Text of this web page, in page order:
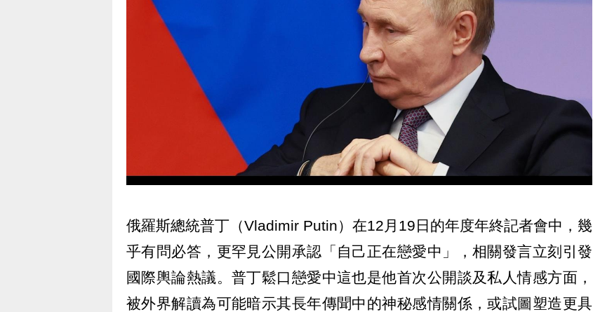
俄羅斯總統普丁（Vladimir Putin）在12月19日的年度年終記者會中，幾
乎有問必答，更罕見公開承認「自己正在戀愛中」，相關發言立刻引發
國際輿論熱議。普丁鬆口戀愛中這也是他首次公開談及私人情感方面，
被外界解讀為可能暗示其長年傳聞中的神秘感情關係，或試圖塑造更具